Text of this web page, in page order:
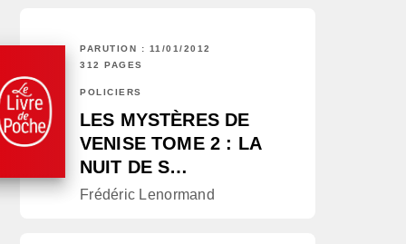
PARUTION : 11/01/2012
312 PAGES
POLICIERS
LES MYSTÈRES DE
VENISE TOME 2 : LA
NUIT DE S…
Frédéric Lenormand